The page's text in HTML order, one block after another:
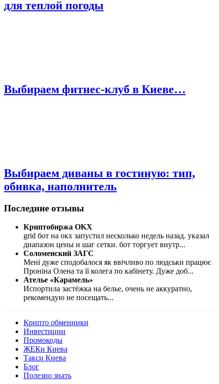
для теплой погоды
Выбираем фитнес-клуб в Киеве…
Выбираем диваны в гостиную: тип,
обивка, наполнитель
Последние отзывы
Криптобиржа OKX
grid бот на окх запустил несколько недель назад. указал
диапазон цены и шаг сетки. бот торгует внутр...
Соломенский ЗАГС
Мені дуже сподобалося як ввічливо по людськи працює
Проніна Олена та її колега по кабінету. Дуже доб...
Ателье «Карамель»
Испортила застёжка на белье, очень не аккуратно,
рекомендую не посещать...
Крипто обменники
Инвестиции
Промокоды
ЖЕКи Киева
Такси Киева
Блог
Полезно знать